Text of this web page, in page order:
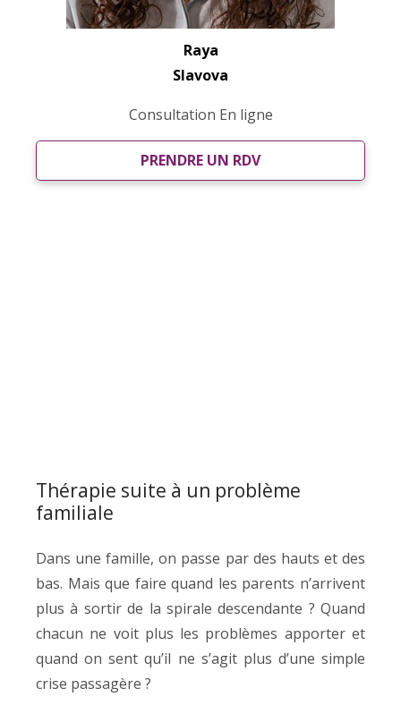
Raya
Slavova
Consultation En ligne
PRENDRE UN RDV
Thérapie suite à un problème
familiale
Dans une famille, on passe par des hauts et des
bas. Mais que faire quand les parents n’arrivent
plus à sortir de la spirale descendante ? Quand
chacun ne voit plus les problèmes apporter et
quand on sent qu’il ne s’agit plus d’une simple
crise passagère ?